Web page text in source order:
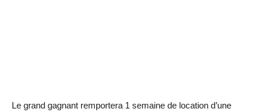
Le grand gagnant remportera 1 semaine de location d’une